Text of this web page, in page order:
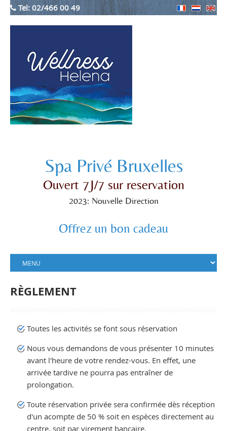
Tel: 02/466 00 49
Spa Privé Bruxelles
Ouvert 7J/7 sur reservation
2023: Nouvelle Direction
Offrez un bon cadeau
RÈGLEMENT
Toutes les activités se font sous réservation
Nous vous demandons de vous présenter 10 minutes
avant l'heure de votre rendez-vous. En effet, une
arrivée tardive ne pourra pas entraîner de
prolongation.
Toute réservation privée sera confirmée dès réception
d'un acompte de 50 % soit en espèces directement au
centre, soit par virement bancaire.